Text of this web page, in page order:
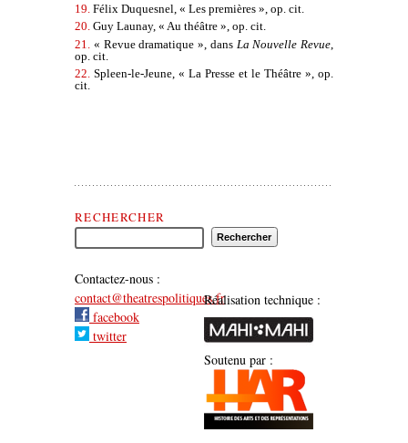
19. Félix Duquesnel, « Les premières », op. cit.
20. Guy Launay, « Au théâtre », op. cit.
21.
« Revue dramatique », dans La Nouvelle Revue
op. cit.
22. Spleen-le-Jeune, « La Presse et le Théâtre », op.
cit.
Rechercher Théâtre(s) Politique(s)
RECHERCHER
Contactez-nous :
contact@theatrespolitiques.fr
facebook
twitter
Réalisation technique :
Soutenu par :